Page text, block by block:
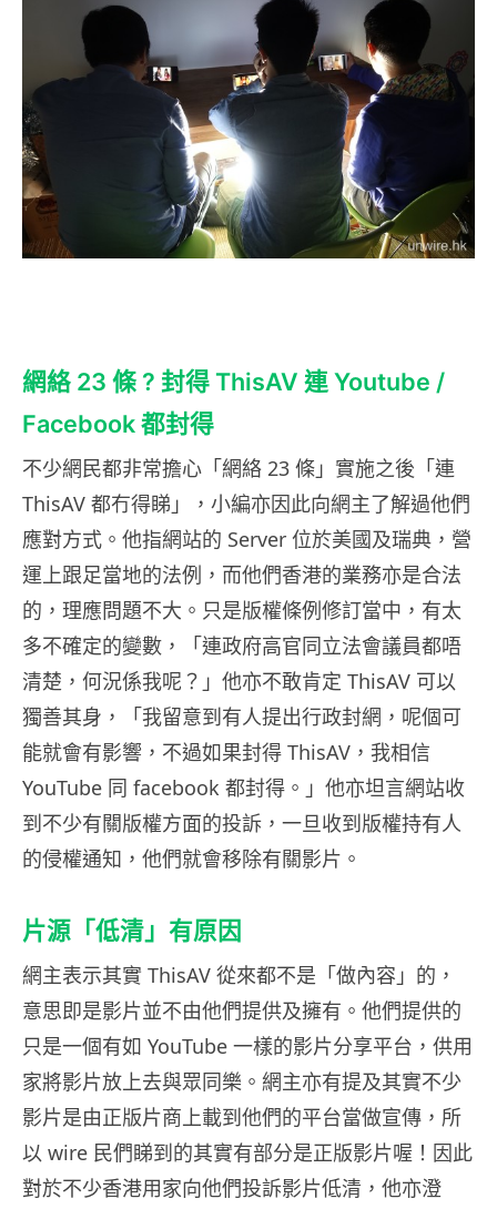
網絡 23 條 ? 封得 ThisAV 連 Youtube /
Facebook 都封得
不少網民都非常擔心「網絡 23 條」實施之後「連
ThisAV 都冇得睇」，小編亦因此向網主了解過他們
應對方式。他指網站的 Server 位於美國及瑞典，營
運上跟足當地的法例，而他們香港的業務亦是合法
的，理應問題不大。只是版權條例修訂當中，有太
多不確定的變數，「連政府高官同立法會議員都唔
清楚，何況係我呢？」他亦不敢肯定 ThisAV 可以
獨善其身，「我留意到有人提出行政封網，呢個可
能就會有影響，不過如果封得 ThisAV，我相信
YouTube 同 facebook 都封得。」他亦坦言網站收
到不少有關版權方面的投訴，一旦收到版權持有人
的侵權通知，他們就會移除有關影片。
片源「低清」有原因
網主表示其實 ThisAV 從來都不是「做內容」的，
意思即是影片並不由他們提供及擁有。他們提供的
只是一個有如 YouTube 一樣的影片分享平台，供用
家將影片放上去與眾同樂。網主亦有提及其實不少
影片是由正版片商上載到他們的平台當做宣傳，所
以 wire 民們睇到的其實有部分是正版影片喔！因此
對於不少香港用家向他們投訴影片低清，他亦澄